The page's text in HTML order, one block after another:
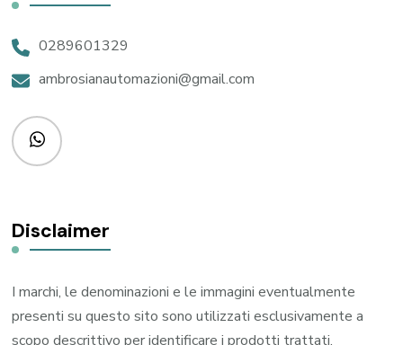
0289601329
ambrosianautomazioni@gmail.com
Disclaimer
I marchi, le denominazioni e le immagini eventualmente
presenti su questo sito sono utilizzati esclusivamente a
scopo descrittivo per identificare i prodotti trattati,